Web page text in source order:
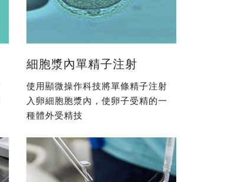
細胞漿內單精子注射
使用顯微操作科技將單條精子注射
入卵細胞胞漿內，使卵子受精的一
種體外受精技